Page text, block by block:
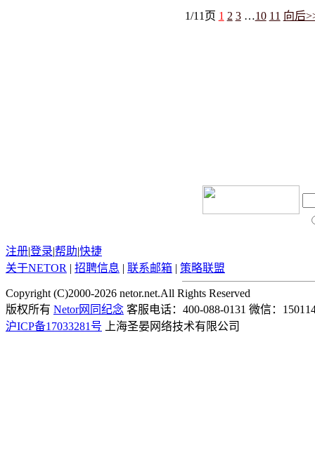
1/11页 1 2 3…10 11 向后
注册|登录|帮助|快捷
关于NETOR | 招聘信息 | 联系邮箱 | 策略联盟
Copyright (C)2000-2026 netor.net.All Rights Reserved
版权所有 Netor网同纪念 客服电话：400-088-0131 微信：
沪ICP备17033281号
上海圣晏网络技术有限公司